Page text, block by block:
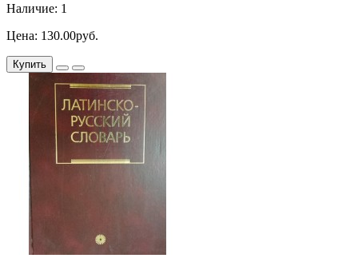
Наличие: 1
Цена: 130.00руб.
Купить